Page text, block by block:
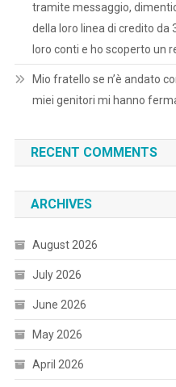
tramite messaggio,
della loro linea di credito da
loro conti e ho scoperto un
Mio fratello se n’è andato
miei genitori mi hanno
RECENT COMMENTS
ARCHIVES
August 2026
July 2026
June 2026
May 2026
April 2026